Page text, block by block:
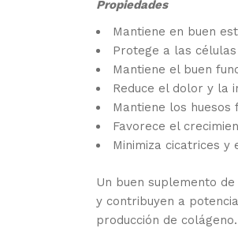
Propiedades
Mantiene en buen
Protege a las
Mantiene el buen
Reduce el dolor y la
Mantiene los huesos
Favorece el
Minimiza cicatrices
Un buen suplemento
y contribuyen a
producción de